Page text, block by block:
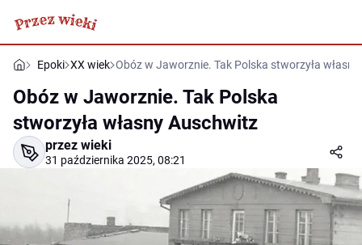
Epoki XX wiek Obóz w Jaworznie. Tak Polska stworzyła
Obóz w Jaworznie. Tak Polska
stworzyła własny Auschwitz
przez wieki
31 października 2025, 08:21